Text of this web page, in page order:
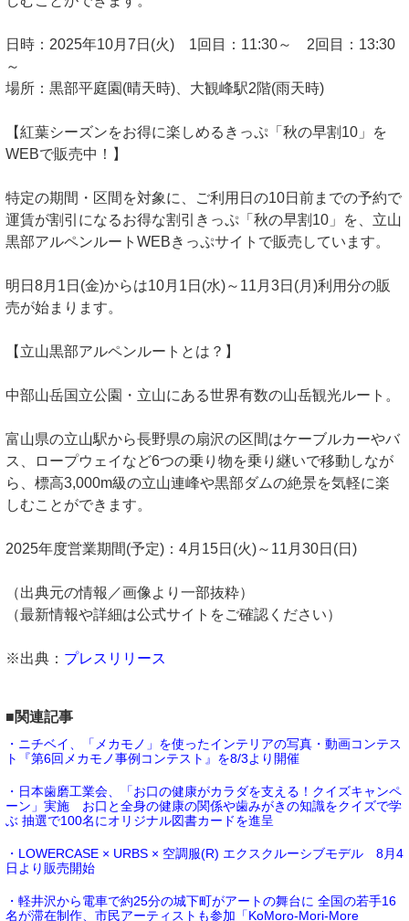
日時：2025年10月7日(火) 1回目：11:30～ 2回目：13:30
～
場所：黒部平庭園(晴天時)、大観峰駅2階(雨天時)
【紅葉シーズンをお得に楽しめるきっぷ「秋の早割10」を
WEBで販売中！】
特定の期間・区間を対象に、ご利用日の10日前までの予約で
運賃が割引になるお得な割引きっぷ「秋の早割10」を、立山
黒部アルペンルートWEBきっぷサイトで販売しています。
明日8月1日(金)からは10月1日(水)～11月3日(月)利用分の販
売が始まります。
【立山黒部アルペンルートとは？】
中部山岳国立公園・立山にある世界有数の山岳観光ルート。
富山県の立山駅から長野県の扇沢の区間はケーブルカーやバ
ス、ロープウェイなど6つの乗り物を乗り継いで移動しなが
ら、標高3,000m級の立山連峰や黒部ダムの絶景を気軽に楽
しむことができます。
2025年度営業期間(予定)：4月15日(火)～11月30日(日)
（出典元の情報／画像より一部抜粋）
（最新情報や詳細は公式サイトをご確認ください）
※出典： プレスリリース
■関連記事
・ニチベイ、「メカモノ」を使ったインテリアの写真・動画コンテス
ト『第6回メカモノ事例コンテスト』を8/3より開催
・日本歯磨工業会、「お口の健康がカラダを支える！クイズキャンペ
ーン」実施 お口と全身の健康の関係や歯みがきの知識をクイズで学
ぶ 抽選で100名にオリジナル図書カードを進呈
・LOWERCASE × URBS × 空調服(R) エクスクルーシブモデル 8月4
日より販売開始
・軽井沢から電車で約25分の城下町がアートの舞台に 全国の若手16
名が滞在制作、市民アーティストも参加「KoMoro-Mori-More